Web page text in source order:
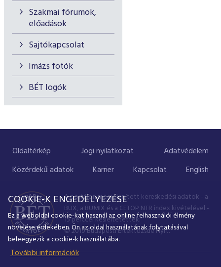
Szakmai fórumok,
előadások
Sajtókapcsolat
Imázs fotók
BÉT logók
Oldaltérkép Jogi nyilatkozat
Adatvédelem
Közérdekű adatok
Karrier Kapcsolat English
A portálon megjelenített kereskedési adatok - a
BUX, a BUMIX és a CETOP NTR index kivételével -
15 perccel késleltetettek.
© 2019 Budapesti Értéktőzsde Nyrt.
COOKIE-K ENGEDÉLYEZÉSE
Ez a weboldal cookie-kat használ az online felhasználói élmény
növelése érdekében. Ön az oldal használatának folytatásával
beleegyezik a cookie-k használatába.
További információk